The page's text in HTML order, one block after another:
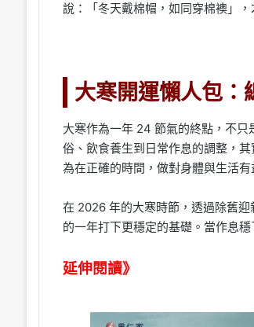
說：「冬天戴棉帽，如同穿棉襖」
大寒開運懶人包：
大寒作為一年 24 節氣的終點，不
俗、飲食養生到日常作息的調整，
為在正確的時間，做對身體與生活有
在 2026 年的大寒時節，透過除舊
的一年打下更穩定的基礎。當作息
延伸閱讀》